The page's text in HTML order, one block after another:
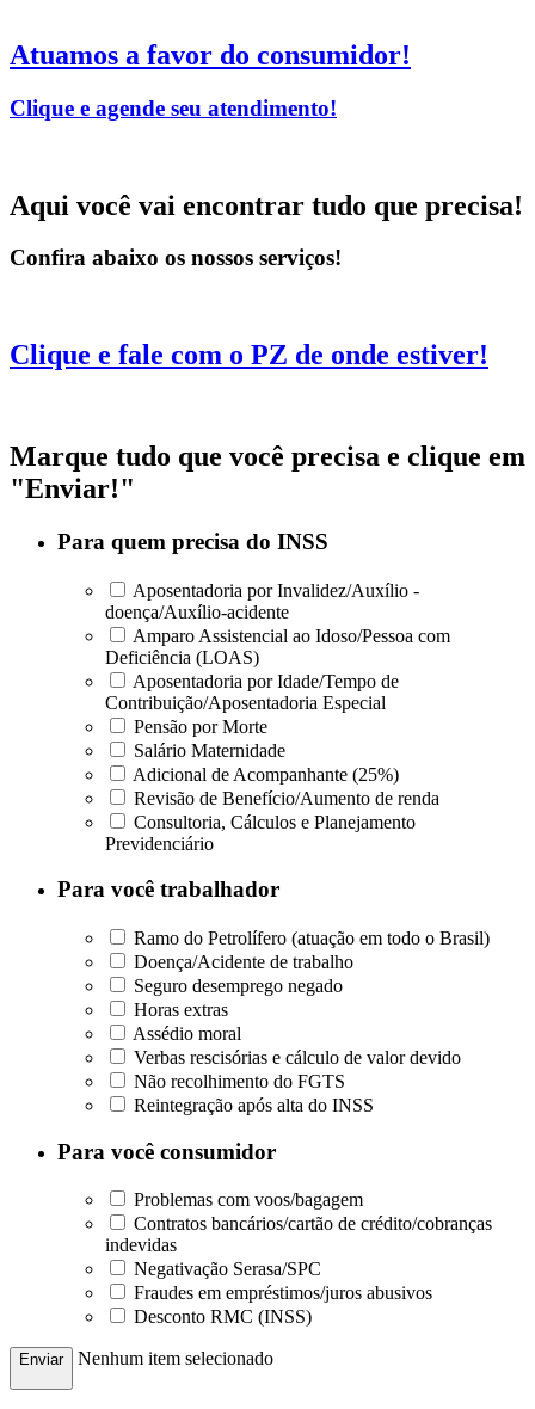
Atuamos a favor do consumidor!
Clique e agende seu atendimento!
Aqui você vai encontrar tudo que precisa!
Confira abaixo os nossos serviços!
Clique e fale com o PZ de onde estiver!
Marque tudo que você precisa e clique em
"Enviar!"
Para quem precisa do INSS
Aposentadoria por Invalidez/Auxílio -
doença/Auxílio-acidente
Amparo Assistencial ao Idoso/Pessoa com
Deficiência (LOAS)
Aposentadoria por Idade/Tempo de
Contribuição/Aposentadoria Especial
Pensão por Morte
Salário Maternidade
Adicional de Acompanhante (25%)
Revisão de Benefício/Aumento de renda
Consultoria, Cálculos e Planejamento
Previdenciário
Para você trabalhador
Ramo do Petrolífero (atuação em todo o Brasil)
Doença/Acidente de trabalho
Seguro desemprego negado
Horas extras
Assédio moral
Verbas rescisórias e cálculo de valor devido
Não recolhimento do FGTS
Reintegração após alta do INSS
Para você consumidor
Problemas com voos/bagagem
Contratos bancários/cartão de crédito/cobranças
indevidas
Negativação Serasa/SPC
Fraudes em empréstimos/juros abusivos
Desconto RMC (INSS)
Enviar Nenhum item selecionado